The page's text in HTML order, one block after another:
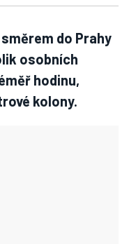
do Prahy
osobních
hodinu,
kolony.